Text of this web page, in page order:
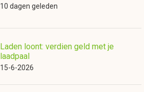
10 dagen geleden
Laden loont: verdien geld met je
laadpaal
15-6-2026